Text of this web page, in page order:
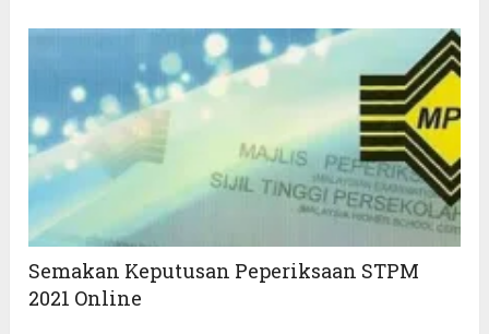
Semakan Keputusan Peperiksaan STPM
2021 Online